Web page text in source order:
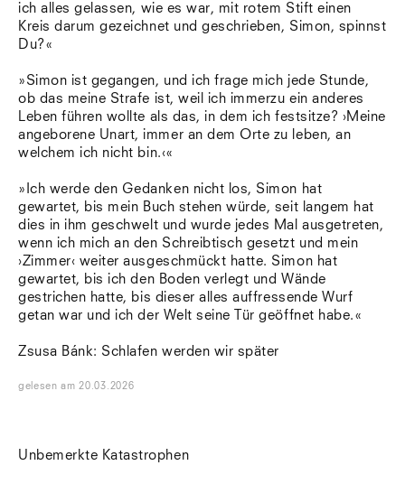
ich alles gelassen, wie es war, mit rotem Stift einen
Kreis darum gezeichnet und geschrieben, Simon, spinnst
Du?«
»Simon ist gegangen, und ich frage mich jede Stunde,
ob das meine Strafe ist, weil ich immerzu ein anderes
Leben führen wollte als das, in dem ich festsitze? ›Meine
angeborene Unart, immer an dem Orte zu leben, an
welchem ich nicht bin.‹«
»Ich werde den Gedanken nicht los, Simon hat
gewartet, bis mein Buch stehen würde, seit langem hat
dies in ihm geschwelt und wurde jedes Mal ausgetreten,
wenn ich mich an den Schreibtisch gesetzt und mein
›Zimmer‹ weiter ausgeschmückt hatte. Simon hat
gewartet, bis ich den Boden verlegt und Wände
gestrichen hatte, bis dieser alles auffressende Wurf
getan war und ich der Welt seine Tür geöffnet habe.«
Zsusa Bánk: Schlafen werden wir später
gelesen am20.03.2026
Unbemerkte Katastrophen